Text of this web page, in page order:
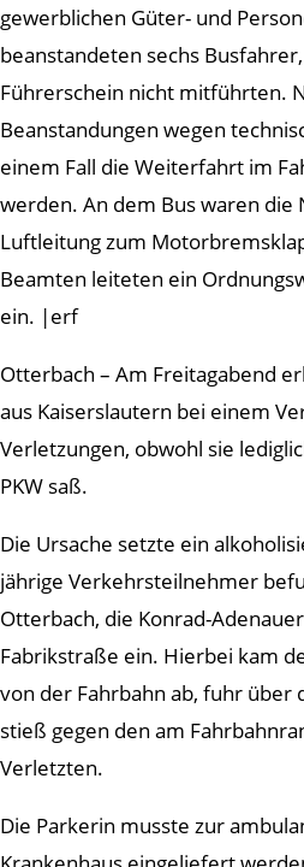
gewerblichen Güter- und
beanstandeten sechs
Führerschein nicht mitführten.
Beanstandungen wegen
einem Fall die Weiterfahrt im
werden. An dem Bus waren die
Luftleitung zum
Beamten leiteten ein
ein. |erf
Otterbach – Am Freitagabend
aus Kaiserslautern bei einem
Verletzungen, obwohl sie
PKW saß.
Die Ursache setzte ein
jährige Verkehrsteilnehmer
Otterbach, die Konrad-
Fabrikstraße ein. Hierbei kam
von der Fahrbahn ab, fuhr über
stieß gegen den am
Verletzten.
Die Parkerin musste zur